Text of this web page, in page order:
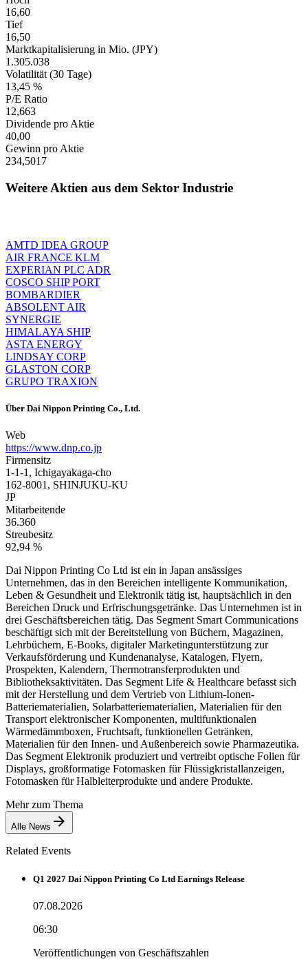
16,60
Tief
16,50
Marktkapitalisierung in Mio. (JPY)
1.305.038
Volatilität (30 Tage)
13,45 %
P/E Ratio
12,663
Dividende pro Aktie
40,00
Gewinn pro Aktie
234,5017
Weitere Aktien aus dem Sektor Industrie
AMTD IDEA GROUP
AIR FRANCE KLM
EXPERIAN PLC ADR
COSCO SHIP PORT
BOMBARDIER
ABSOLENT AIR
SYNERGIE
HIMALAYA SHIP
ASTA ENERGY
LINDSAY CORP
GLASTON CORP
GRUPO TRAXION
Über Dai Nippon Printing Co., Ltd.
Web
https://www.dnp.co.jp
Firmensitz
1-1-1, Ichigayakaga-cho
162-8001, SHINJUKU-KU
JP
Mitarbeitende
36.360
Streubesitz
92,94 %
Dai Nippon Printing Co Ltd ist ein in Japan ansässiges
Unternehmen, das in den Bereichen intelligente Kommunikation,
Leben & Gesundheit und Elektronik tätig ist, hauptsächlich in den
Bereichen Druck und Erfrischungsgetränke. Das Unternehmen ist in
drei Geschäftsbereichen tätig. Das Segment Smart Communications
beschäftigt sich mit der Bereitstellung von Büchern, Magazinen,
Lehrbüchern, E-Books, digitaler Marketingunterstützung zur
Verkaufsförderung und Kundenanalyse, Katalogen, Flyern,
Prospekten, Kalendern, Thermotransferprodukten und
Bibliotheksaktivitäten. Das Segment Life & Healthcare befasst sich
mit der Herstellung und dem Vertrieb von Lithium-Ionen-
Batteriematerialien, Solarbatteriematerialien, Materialien für den
Transport elektronischer Komponenten, multifunktionalen
Wärmedämmboxen, Fruchtsaft, funktionellen Getränken,
Materialien für den Innen- und Außenbereich sowie Pharmazeutika.
Das Segment Elektronik produziert und vertreibt optische Folien für
Displays, großformatige Fotomasken für Flüssigkristallanzeigen,
Fotomasken für Halbleiterprodukte und andere Produkte.
Mehr zum Thema
Alle News
Related Events
Q1 2027 Dai Nippon Printing Co Ltd Earnings Release
07.08.2026
06:30
Veröffentlichungen von Geschäftszahlen